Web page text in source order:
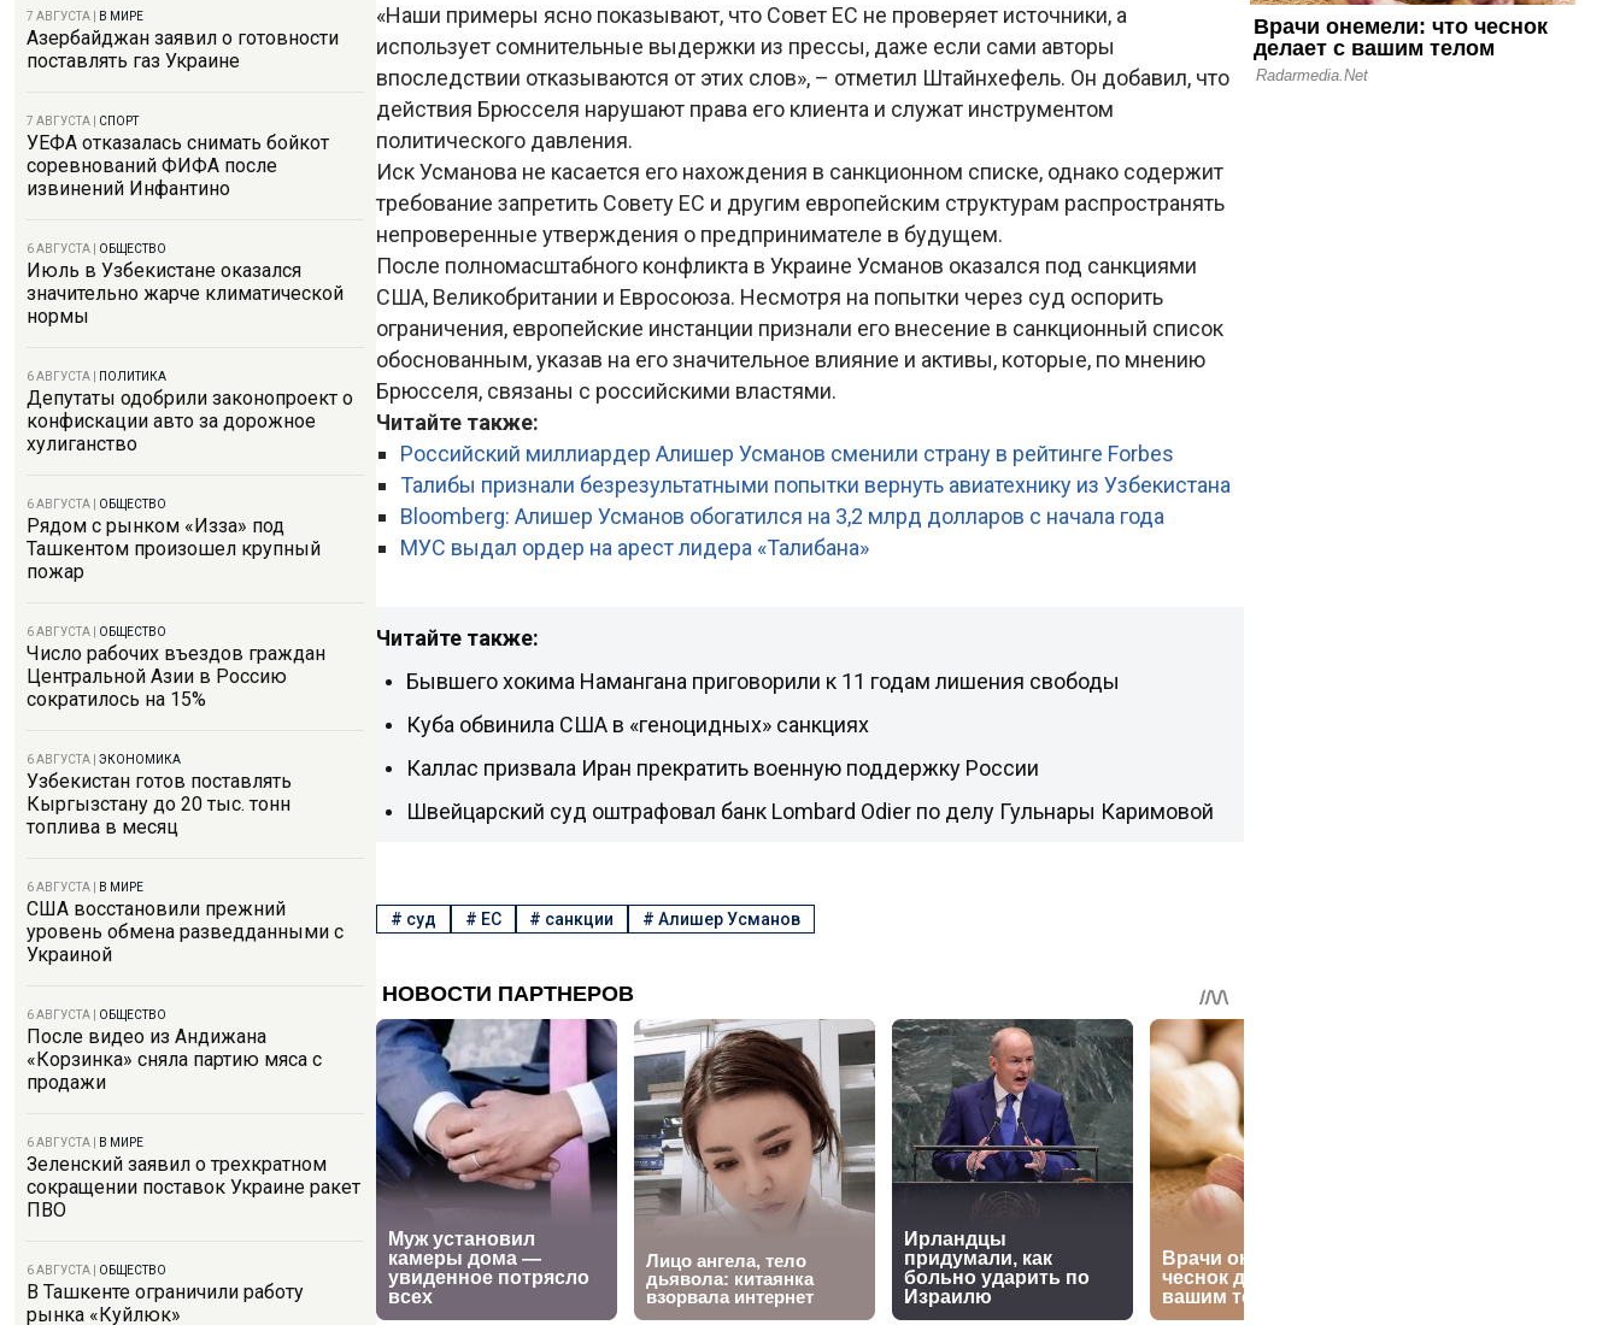
7 АВГУСТА В МИРЕ
Азербайджан заявил о готовности
поставлять газ Украине
7 АВГУСТА СПОРТ
УЕФА отказалась снимать бойкот
соревнований ФИФА после
извинений Инфантино
6 АВГУСТА ОБЩЕСТВО
Июль в Узбекистане оказался
значительно жарче климатической
нормы
6 АВГУСТА ПОЛИТИКА
Депутаты одобрили законопроект о
конфискации авто за дорожное
хулиганство
6 АВГУСТА ОБЩЕСТВО
Рядом с рынком «Изза» под
Ташкентом произошел крупный
пожар
6 АВГУСТА ОБЩЕСТВО
Число рабочих въездов граждан
Центральной Азии в Россию
сократилось на 15%
6 АВГУСТА ЭКОНОМИКА
Узбекистан готов поставлять
Кыргызстану до 20 тыс. тонн
топлива в месяц
6 АВГУСТА В МИРЕ
США восстановили прежний
уровень обмена разведданными с
Украиной
6 АВГУСТА ОБЩЕСТВО
После видео из Андижана
«Корзинка» сняла партию мяса с
продажи
6 АВГУСТА В МИРЕ
Зеленский заявил о трехкратном
сокращении поставок Украине ракет
ПВО
6 АВГУСТА ОБЩЕСТВО
В Ташкенте ограничили работу
рынка «Куйлюк»
«Наши примеры ясно показывают, что Совет ЕС не проверяет источники, а
использует сомнительные выдержки из прессы, даже если сами авторы
впоследствии отказываются от этих слов», – отметил Штайнхефель. Он добавил, что
действия Брюсселя нарушают права его клиента и служат инструментом
политического давления.
Иск Усманова не касается его нахождения в санкционном списке, однако содержит
требование запретить Совету ЕС и другим европейским структурам распространять
непроверенные утверждения о предпринимателе в будущем.
После полномасштабного конфликта в Украине Усманов оказался под санкциями
США, Великобритании и Евросоюза. Несмотря на попытки через суд оспорить
ограничения, европейские инстанции признали его внесение в санкционный список
обоснованным, указав на его значительное влияние и активы, которые, по мнению
Брюсселя, связаны с российскими властями.
Читайте также:
Российский миллиардер Алишер Усманов сменили страну в рейтинге Forbes
Талибы признали безрезультатными попытки вернуть авиатехнику из Узбекистана
Bloomberg: Алишер Усманов обогатился на 3,2 млрд долларов с начала года
МУС выдал ордер на арест лидера «Талибана»
Читайте также:
Бывшего хокима Намангана приговорили к 11 годам лишения свободы
Куба обвинила США в «геноцидных» санкциях
Каллас призвала Иран прекратить военную поддержку России
Швейцарский суд оштрафовал банк Lombard Odier по делу Гульнары Каримовой
# суд # ЕС # санкции #Алишер Усманов